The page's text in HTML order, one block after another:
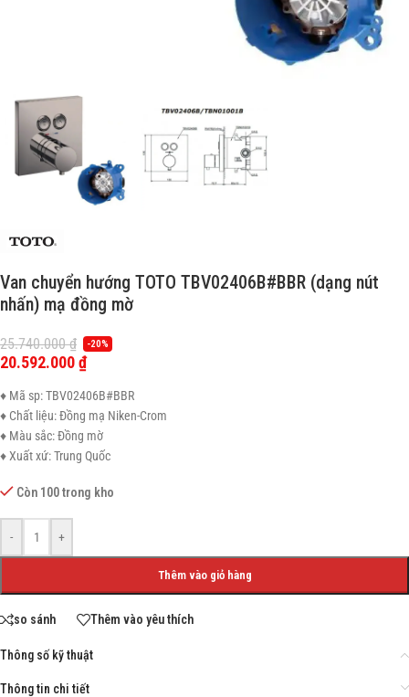
Van chuyển hướng TOTO TBV02406B#BBR (dạng nút
nhấn) mạ đồng mờ
25.740.000₫ -20%
20.592.000₫
♦ Mã sp: TBV02406B#BBR
♦ Chất liệu: Đồng mạ Niken-Crom
♦ Màu sắc: Đồng mờ
♦ Xuất xứ: Trung Quốc
Còn 100 trong kho
- +
Thêm vào giỏ hàng
so sánh Thêm vào yêu thích
Thông số kỹ thuật
Thông tin chi tiết